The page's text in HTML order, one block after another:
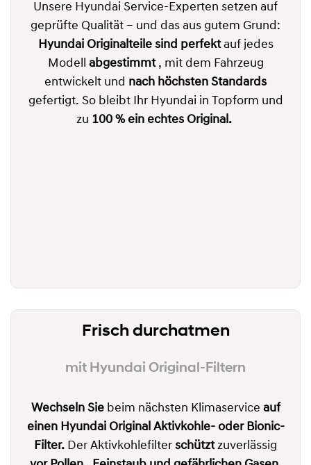
Unsere Hyundai Service-Experten setzen auf
geprüfte Qualität – und das aus gutem Grund:
Hyundai Originalteile sind perfektauf jedes
Modell abgestimmt, mit dem Fahrzeug
entwickelt und nach höchsten Standards
gefertigt. So bleibt Ihr Hyundai in Topform und
zu 100 % ein echtes Original.
Frisch durchatmen
mit Hyundai Original-Filtern
Wechseln Siebeim nächsten Klimaservice auf
einen Hyundai Original Aktivkohle- oder Bionic-
Filter. Der Aktivkohlefilter schütztzuverlässig